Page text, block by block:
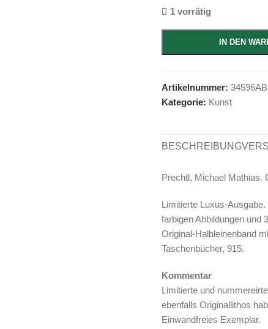
1 vorrätig
IN DEN
Artikelnummer: 34596AB
Kategorie: Kunst
BESCHREIBUNG
Prechtl, Michael Mathias.
Limitierte Luxus-
farbigen Abbildungen und
Original-Halbleinenband
Taschenbücher, 915.
Kommentar
Limitierte und
ebenfalls Originallithos
Einwandfreies Exemplar.